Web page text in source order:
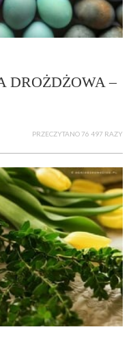
DROŻDŻOWA –
PRZECZYTANO 76 497 RAZY